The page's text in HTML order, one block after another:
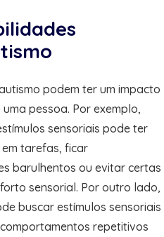
podem ter um impacto
pessoa. Por exemplo,
sensoriais pode ter
tarefas, ficar
barulhentos ou evitar certas
sensorial. Por outro lado,
buscar estímulos sensoriais
repetitivos